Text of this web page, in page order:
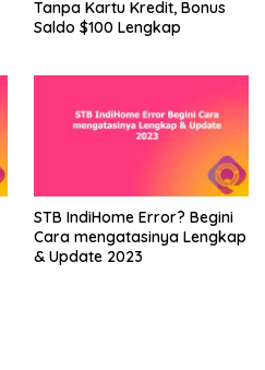
Tanpa Kartu Kredit, Bonus
Saldo $100 Lengkap
STB IndiHome Error? Begini
Cara mengatasinya Lengkap
& Update 2023